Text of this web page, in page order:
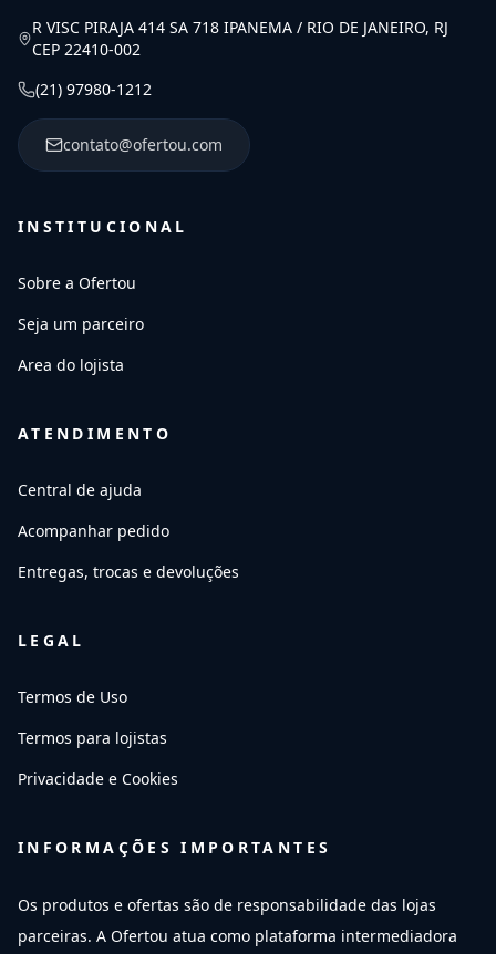
R VISC PIRAJA 414 SA 718 IPANEMA / RIO DE JANEIRO, RJ
CEP 22410-002
(21) 97980-1212
contato@ofertou.com
INSTITUCIONAL
Sobre a Ofertou
Seja um parceiro
Area do lojista
ATENDIMENTO
Central de ajuda
Acompanhar pedido
Entregas, trocas e devoluções
LEGAL
Termos de Uso
Termos para lojistas
Privacidade e Cookies
INFORMAÇÕES IMPORTANTES
Os produtos e ofertas são de responsabilidade das lojas
parceiras. A Ofertou atua como plataforma intermediadora